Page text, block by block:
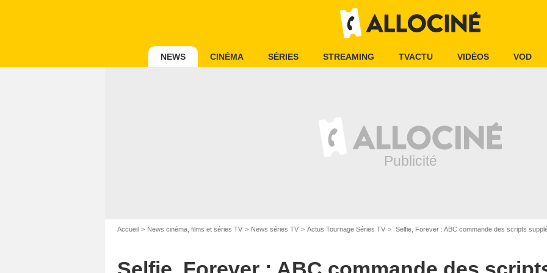
NEWS CINÉMA SÉRIES STREAMING TVACTU VIDÉOS VOD
Accueil News cinéma, films et séries TV News séries TV Actus Tournage Séries TV Selfie, Forever : ABC commande des scripts